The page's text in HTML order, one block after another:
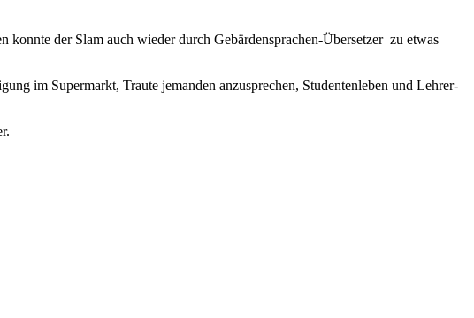
der Slam auch wieder durch Gebärdensprachen-Übersetzer zu etwas
im Supermarkt, Traute jemanden anzusprechen, Studentenleben und Lehrer-